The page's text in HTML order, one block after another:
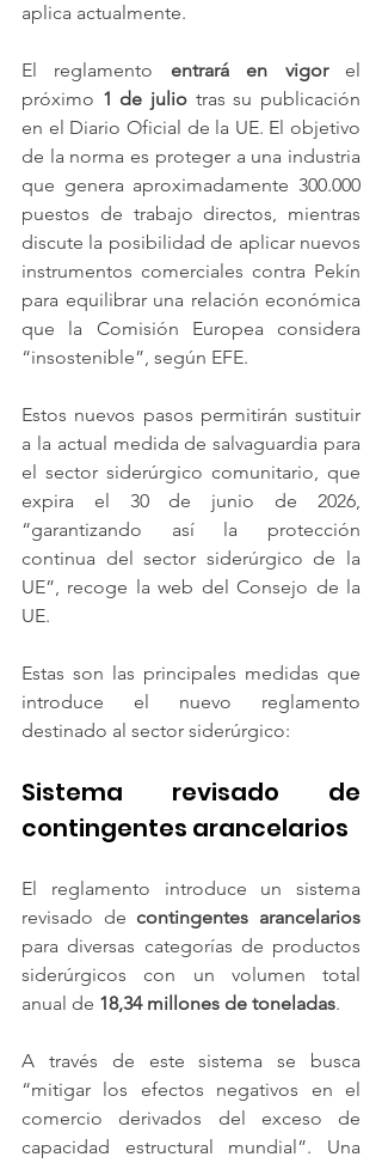
aplica actualmente.
El reglamento entrará en vigor el
próximo 1 de julio tras su publicación
en el Diario Oficial de la UE. El objetivo
de la norma es proteger a una industria
que genera aproximadamente 300.000
puestos de trabajo directos, mientras
discute la posibilidad de aplicar nuevos
instrumentos comerciales contra Pekín
para equilibrar una relación económica
que la Comisión Europea considera
“insostenible”, según EFE.
Estos nuevos pasos permitirán sustituir
a la actual medida de salvaguardia para
el sector siderúrgico comunitario, que
expira el 30 de junio de 2026,
“garantizando así la protección
continua del sector siderúrgico de la
UE”, recoge la web del Consejo de la
UE.
Estas son las principales medidas que
introduce el nuevo reglamento
destinado al sector siderúrgico:
Sistema revisado de
contingentes arancelarios
El reglamento introduce un sistema
revisado de contingentes arancelarios
para diversas categorías de productos
siderúrgicos con un volumen total
anual de 18,34 millones de toneladas.
A través de este sistema se busca
“mitigar los efectos negativos en el
comercio derivados del exceso de
capacidad estructural mundial”. Una